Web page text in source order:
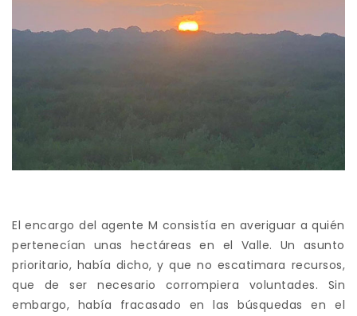
El encargo del agente M consistía en averiguar a quién
pertenecían unas hectáreas en el Valle. Un asunto
prioritario, había dicho, y que no escatimara recursos,
que de ser necesario corrompiera voluntades. Sin
embargo, había fracasado en las búsquedas en el